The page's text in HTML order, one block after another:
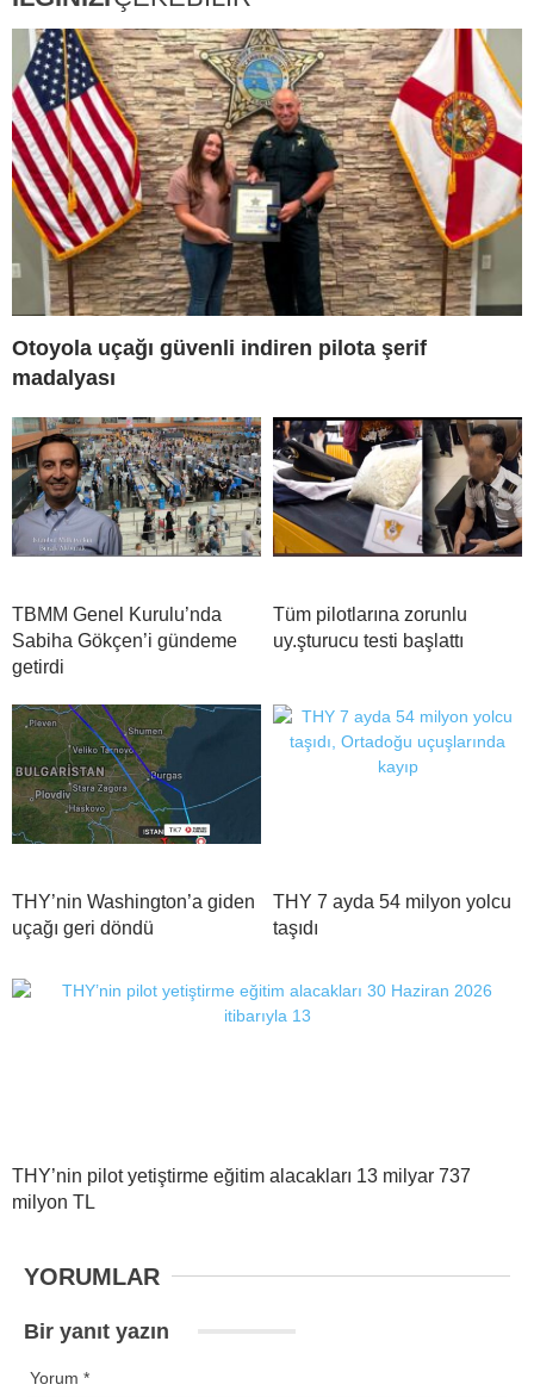
Otoyola uçağı güvenli indiren pilota şerif
madalyası
TBMM Genel Kurulu’nda
Sabiha Gökçen’i gündeme
getirdi
Tüm pilotlarına zorunlu
uy.şturucu testi başlattı
THY’nin Washington’a giden
uçağı geri döndü
THY 7 ayda 54 milyon yolcu
taşıdı
THY’nin pilot yetiştirme eğitim alacakları 13 milyar 737
milyon TL
YORUMLAR
Bir yanıt yazın
Yorum *